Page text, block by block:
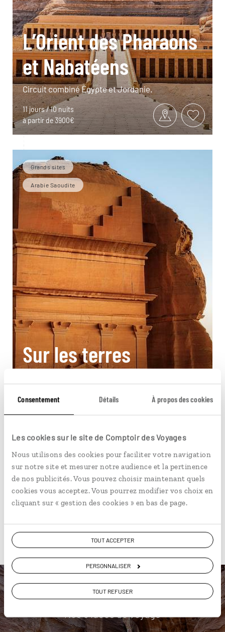
Consentement Détails À propos des cookies
Les cookies sur le site de Comptoir des Voyages
Nous utilisons des cookies pour faciliter votre navigation
sur notre site et mesurer notre audience et la pertinence
de nos publicités. Vous pouvez choisir maintenant quels
cookies vous acceptez. Vous pourrez modifier vos choix en
cliquant sur « gestion des cookies » en bas de page.
TOUT ACCEPTER
PERSONNALISER
TOUT REFUSER
L’Orient des Pharaons
et Nabatéens
Circuit combiné Égypte et Jordanie.
11 jours / 10 nuits
à partir de 3900€
Grands sites
Arabie Saoudite
Sur les terres
nabatéennes
Circuit autotour à Hégra et Pétra, merveilles
saoudienne et jordanienne.
11 jours / 10 nuits
Pour aller plus loin
Nos 6 idées de voyage